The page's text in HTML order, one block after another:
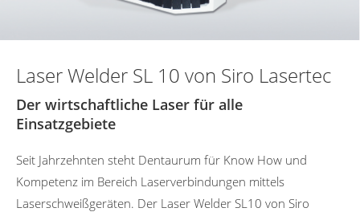
Laser Welder SL 10 von Siro Lasertec
Der wirtschaftliche Laser für alle
Einsatzgebiete
Seit Jahrzehnten steht Dentaurum für Know How und
Kompetenz im Bereich Laserverbindungen mittels
Laserschweißgeräten. Der Laser Welder SL10 von Siro